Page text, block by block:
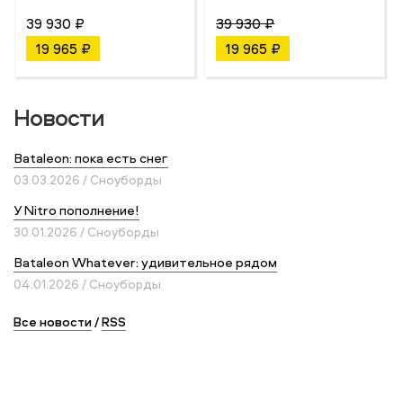
39 930 ₽
19 965 ₽
39 930 ₽
19 965 ₽
Новости
Bataleon: пока есть снег
03.03.2026 / Сноуборды
У Nitro пополнение!
30.01.2026 / Сноуборды
Bataleon Whatever: удивительное рядом
04.01.2026 / Сноуборды
Все новости/RSS